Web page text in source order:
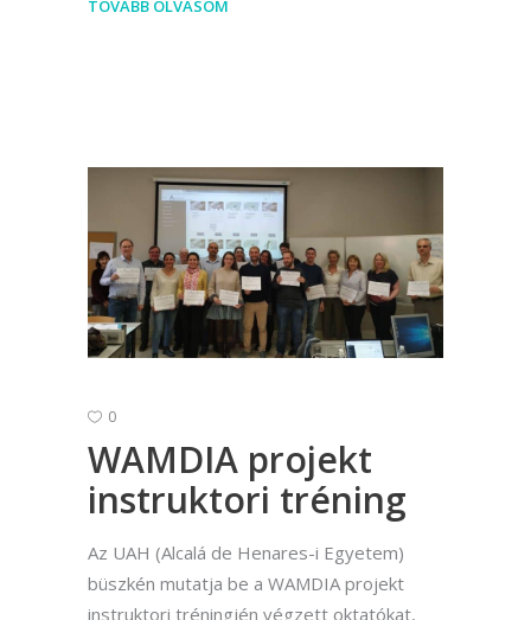
TOVÁBB OLVASOM
0
WAMDIA projekt
instruktori tréning
Az UAH (Alcalá de Henares-i Egyetem)
büszkén mutatja be a WAMDIA projekt
instruktori tréningjén végzett oktatókat,